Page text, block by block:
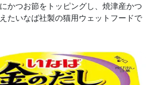
かつお節をトッピングし、焼津産かつ
たいなば社製の猫用ウェットフードで